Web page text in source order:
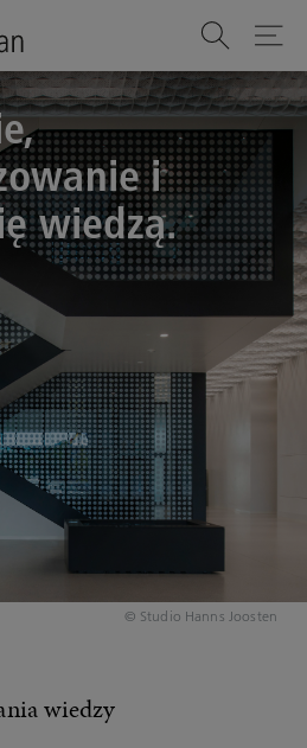
© Studio Hanns Joosten
i
wiedzą.
wiedzy